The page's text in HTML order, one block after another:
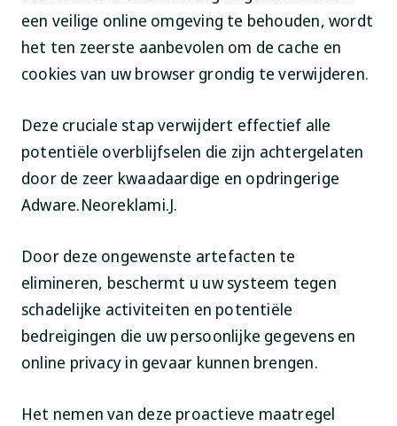
een veilige online omgeving te behouden, wordt
het ten zeerste aanbevolen om de cache en
cookies van uw browser grondig te verwijderen.
Deze cruciale stap verwijdert effectief alle
potentiële overblijfselen die zijn achtergelaten
door de zeer kwaadaardige en opdringerige
Adware.Neoreklami.J.
Door deze ongewenste artefacten te
elimineren, beschermt u uw systeem tegen
schadelijke activiteiten en potentiële
bedreigingen die uw persoonlijke gegevens en
online privacy in gevaar kunnen brengen.
Het nemen van deze proactieve maatregel